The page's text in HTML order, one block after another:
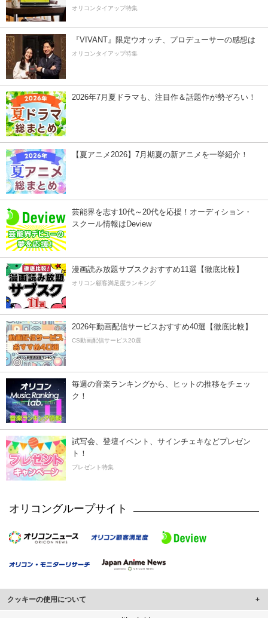
オリコンタイアップ特集
『VIVANT』限定ウオッチ、プロデューサーの感想は
オリコンタイアップ特集
2026年7月夏ドラマも、注目作＆話題作が勢ぞろい！
【夏アニメ2026】7月期夏の新アニメを一挙紹介！
芸能界を志す10代～20代を応援！オーディション・
スクール情報はDeview
漫画読み放題サブスクおすすめ11選【徹底比較】
オリコン顧客満足度ランキング
2026年動画配信サービスおすすめ40選【徹底比較】
CS動画配信サービス20選
毎週の音楽ランキングから、ヒットの推移をチェッ
ク！
試写会、登壇イベント、サインチェキなどプレゼン
ト！
プレゼント特集
オリコングループサイト
クッキーの使用について